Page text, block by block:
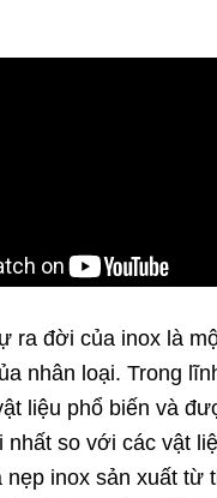
ra đời của inox là
nhân loại. Trong
liệu phổ biến và
nhất so với các vật
nẹp inox sản xuất từ